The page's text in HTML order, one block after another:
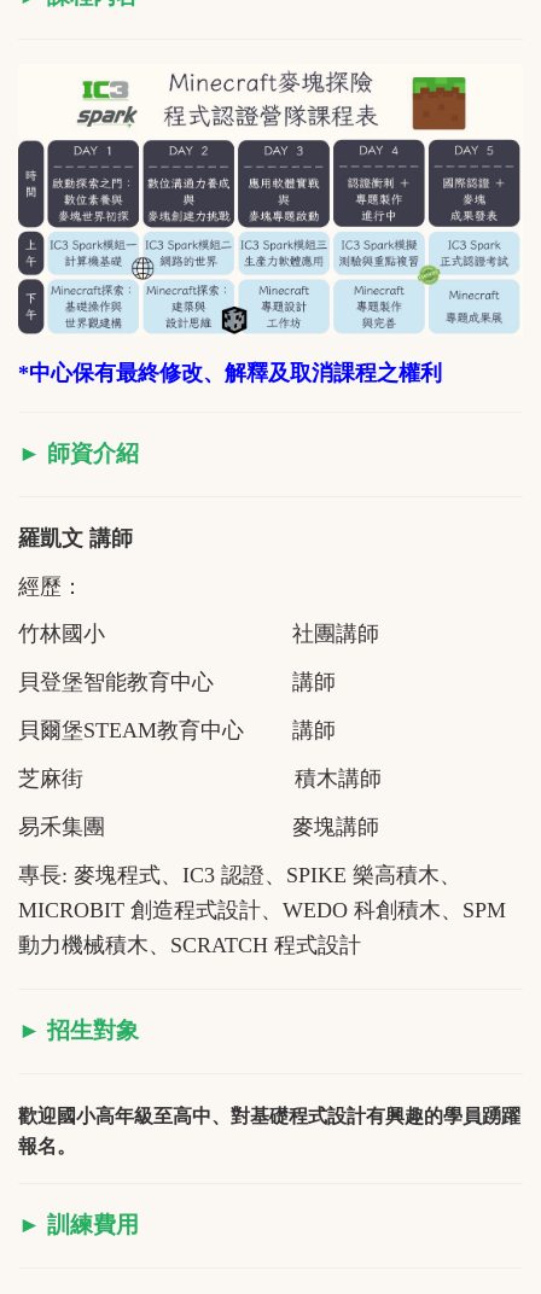
*中心保有最終修改、解釋及取消課程之權利
► 師資介紹
羅凱文 講師
經歷：
竹林國小 社團講師
貝登堡智能教育中心 講師
貝爾堡STEAM教育中心 講師
芝麻街 積木講師
易禾集團 麥塊講師
專長: 麥塊程式、 IC3 認證、 SPIKE 樂高積木、
MICROBIT 創造程式設計、 WEDO 科創積木、 SPM
動力機械積木、 SCRATCH 程式設計
► 招生對象
歡迎國小高年級至高中、對基礎程式設計有興趣的學員踴躍
報名。
► 訓練費用